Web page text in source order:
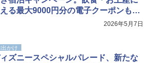
る最大9000円分の電子クーポンも発
2026年5月7日
出かけ
ズニースペシャルパレード、新たな